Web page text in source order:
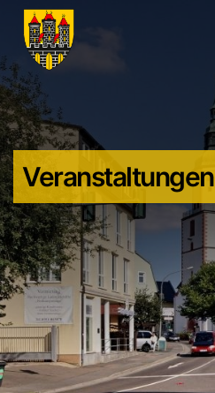
Veranstaltungen